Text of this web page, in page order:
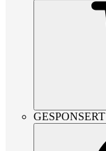
GESPONSERT